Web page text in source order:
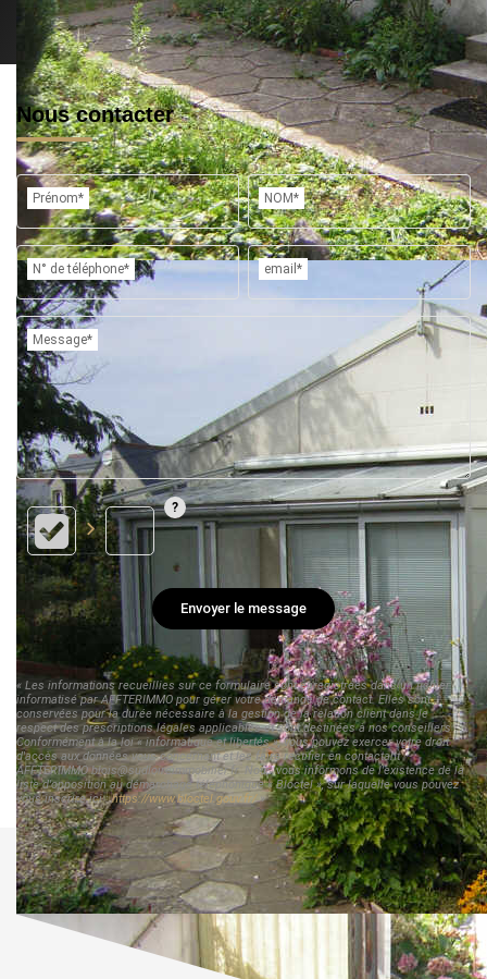
Nous contacter
Prénom* NOM*
N° de téléphone* email*
Message*
Envoyer le message
« Les informations recueillies sur ce formulaire sont enregistrées dans un fichier
informatisé par AFFTERIMMO pour gérer votre demande de contact. Elles sont
conservées pour la durée nécessaire à la gestion de la relation client dans le
respect des prescriptions légales applicables et sont destinées à nos conseillers
Conformément à la loi « informatique et libertés », vous pouvez exercer votre droit
d'accès aux données vous concernant et les faire rectifier en contactant
AFFTERIMMO blois@sudloireimmobilier.fr. Nous vous informons de l'existence de la
liste d'opposition au démarchage téléphonique « Bloctel », sur laquelle vous pouvez
vous inscrire ici :https://www.bloctel.gouv.fr/»